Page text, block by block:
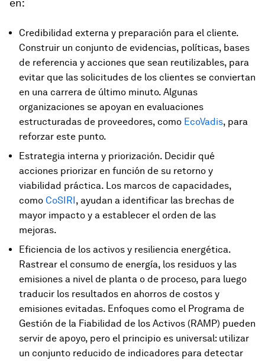
en:
Credibilidad externa y preparación para el cliente.
Construir un conjunto de evidencias, políticas, bases
de referencia y acciones que sean reutilizables, para
evitar que las solicitudes de los clientes se conviertan
en una carrera de último minuto. Algunas
organizaciones se apoyan en evaluaciones
estructuradas de proveedores, como EcoVadis, para
reforzar este punto.
Estrategia interna y priorización. Decidir qué
acciones priorizar en función de su retorno y
viabilidad práctica. Los marcos de capacidades,
como CoSIRI, ayudan a identificar las brechas de
mayor impacto y a establecer el orden de las
mejoras.
Eficiencia de los activos y resiliencia energética.
Rastrear el consumo de energía, los residuos y las
emisiones a nivel de planta o de proceso, para luego
traducir los resultados en ahorros de costos y
emisiones evitadas. Enfoques como el Programa de
Gestión de la Fiabilidad de los Activos (RAMP) pueden
servir de apoyo, pero el principio es universal: utilizar
un conjunto reducido de indicadores para detectar